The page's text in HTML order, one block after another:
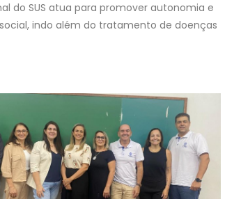
do SUS atua para promover autonomia e
indo além do tratamento de doenças